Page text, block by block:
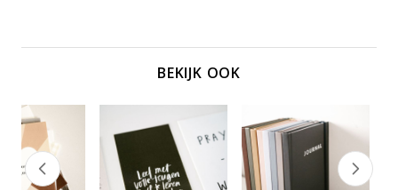
BEKIJK OOK